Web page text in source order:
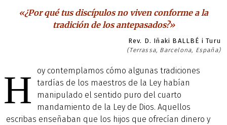
«¿Por qué tus discípulos no viven conforme a la
tradición de los antepasados?»
Rev. D. Iñaki BALLBÉ i Turu
(Terrassa, Barcelona, España)
H
oy contemplamos cómo algunas tradiciones
tardías de los maestros de la Ley habían
manipulado el sentido puro del cuarto
mandamiento de la Ley de Dios. Aquellos
escribas enseñaban que los hijos que ofrecían dinero y